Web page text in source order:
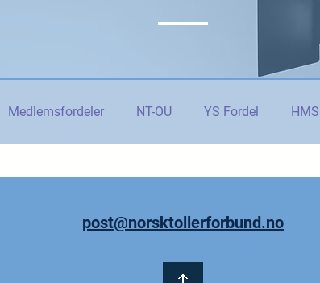
Medlemsfordeler NT-OU YS Fordel HMS
Tolletaten Organisasjon Covid-19
post@norsktollerforbund.no